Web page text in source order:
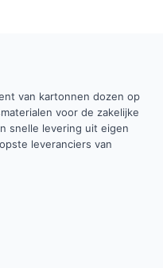
van kartonnen dozen op
voor de zakelijke
snelle levering uit eigen
leveranciers van